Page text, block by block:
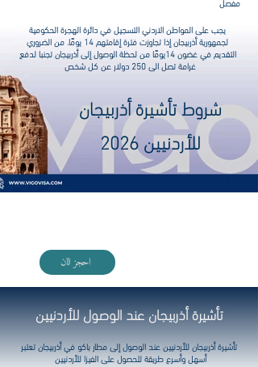
يجب على المواطن الاردني التسجيل في دائرة الهجرة الحكومية
لجمهورية أذربيجان إذا تجاوزت فترة إقامتهم 14 يومًا. من الضروري
التقديم في غضون 14يومًا من لحظة الوصول إلى أذربيجان تجنبا لدفع
غرامة تصل الى 250 دولار عن كل شخص
شروط تأشيرة أذربيجان
للأردنيين 2026
احجز الان
تأشيرة أذربيجان عند الوصول للأردنيين
تأشيرة أذربيجان للأردنيين عند الوصول إلى مطار باكو في أذربيجان تعتبر
أسهل وأسرع طريقة للحصول على الفيزا للأردنيين